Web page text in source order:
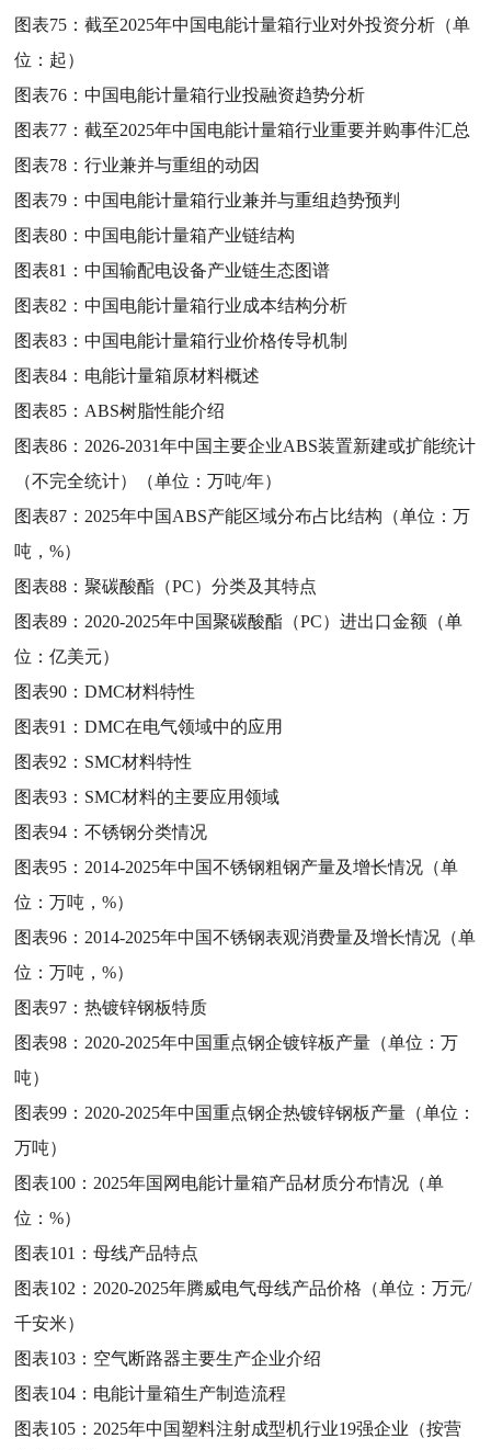
图表75：截至2025年中国电能计量箱行业对外投资分析（单
位：起）
图表76：中国电能计量箱行业投融资趋势分析
图表77：截至2025年中国电能计量箱行业重要并购事件汇总
图表78：行业兼并与重组的动因
图表79：中国电能计量箱行业兼并与重组趋势预判
图表80：中国电能计量箱产业链结构
图表81：中国输配电设备产业链生态图谱
图表82：中国电能计量箱行业成本结构分析
图表83：中国电能计量箱行业价格传导机制
图表84： 电能计量箱原材料概述
图表85： ABS树脂性能介绍
图表86： 2026-2031年中国主要企业ABS装置新建或扩能统计
（不完全统计）（单位：万吨/年）
图表87： 2025年中国ABS产能区域分布占比结构（单位：万
吨，%）
图表88：聚碳酸酯（PC）分类及其特点
图表89： 2020-2025年中国聚碳酸酯（PC）进出口金额（单
位：亿美元）
图表90：DMC材料特性
图表91：DMC在电气领域中的应用
图表92： SMC材料特性
图表93： SMC材料的主要应用领域
图表94：不锈钢分类情况
图表95： 2014-2025年中国不锈钢粗钢产量及增长情况（单
位：万吨，%）
图表96： 2014-2025年中国不锈钢表观消费量及增长情况（单
位：万吨，%）
图表97：热镀锌钢板特质
图表98： 2020-2025年中国重点钢企镀锌板产量（单位：万
吨）
图表99： 2020-2025年中国重点钢企热镀锌钢板产量（单位：
万吨）
图表100： 2025年国网电能计量箱产品材质分布情况（单
位：%）
图表101：母线产品特点
图表102： 2020-2025年腾威电气母线产品价格（单位：万元/
千安米）
图表103： 空气断路器主要生产企业介绍
图表104： 电能计量箱生产制造流程
图表105： 2025年中国塑料注射成型机行业19强企业（按营